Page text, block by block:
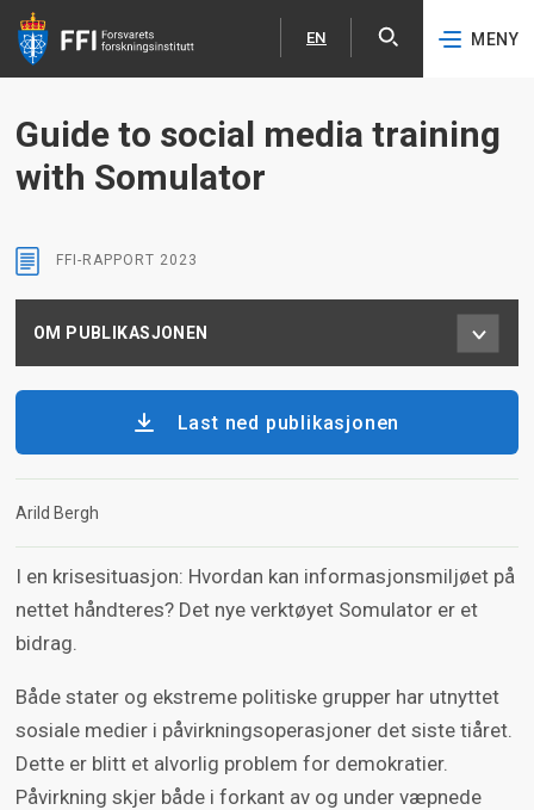
Hopp til hovedinnhold
EN
English MENY
Guide to social media training
with Somulator
FFI-RAPPORT 2023
OM PUBLIKASJONEN
Last ned publikasjonen
Arild Bergh
I en krisesituasjon: Hvordan kan informasjonsmiljøet på
nettet håndteres? Det nye verktøyet Somulator er et
bidrag.
Både stater og ekstreme politiske grupper har utnyttet
sosiale medier i påvirkningsoperasjoner det siste tiåret.
Dette er blitt et alvorlig problem for demokratier.
Påvirkning skjer både i forkant av og under væpnede